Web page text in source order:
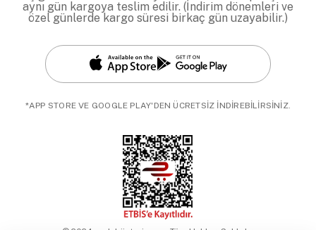
aynı gün kargoya teslim edilir. (İndirim dönemleri ve
özel günlerde kargo süresi birkaç gün uzayabilir.)
*APP STORE VE GOOGLE PLAY'DEN ÜCRETSİZ İNDİREBİLİRSİNİZ.